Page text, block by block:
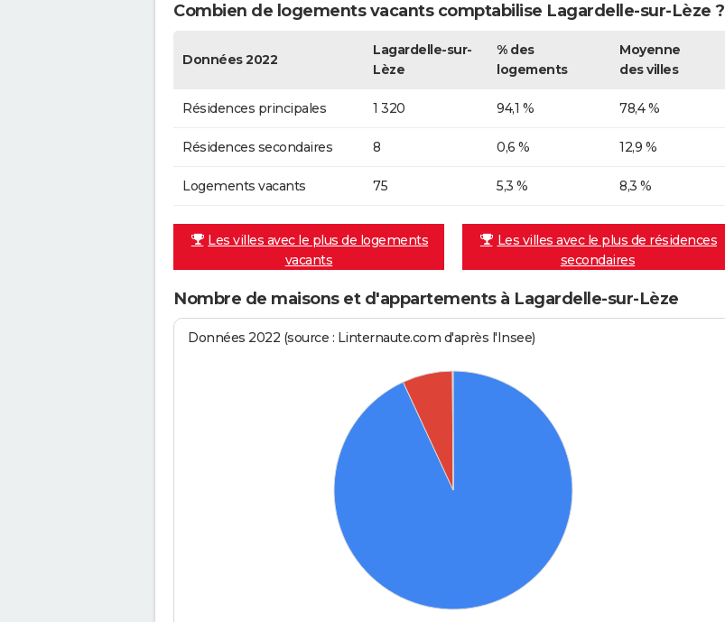
Combien de logements vacants comptabilise Lagardelle-sur-Lèze ?
Données 2022
Lagardelle-sur-
Lèze
% des
logements
Moyenne
des villes
Résidences principales 1 320 94,1 % 78,4 %
Résidences secondaires 8 0,6 % 12,9 %
Logements vacants 75 5,3 % 8,3 %
Les villes avec le plus de logements
vacants
Les villes avec le plus de résidences
secondaires
Nombre de maisons et d'appartements à Lagardelle-sur-Lèze
Données 2022 (source : Linternaute.com d'après l'Insee)